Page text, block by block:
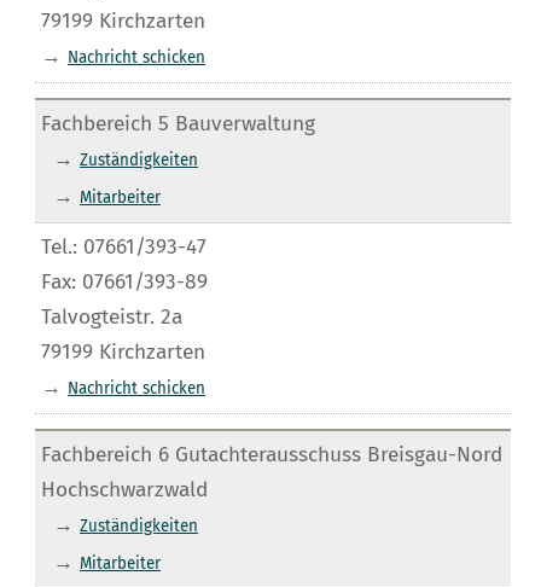
79199 Kirchzarten
→
Nachricht schicken
Fachbereich 5 Bauverwaltung
→ Zuständigkeiten
→ Mitarbeiter
Tel.: 07661/393-47
Fax: 07661/393-89
Talvogteistr. 2a
79199 Kirchzarten
→
Nachricht schicken
Fachbereich 6 Gutachterausschuss Breisgau-Nord
Hochschwarzwald
→ Zuständigkeiten
→ Mitarbeiter